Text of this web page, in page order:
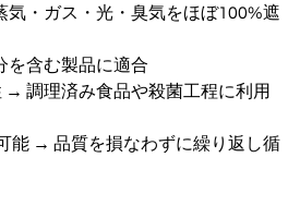
・ガス・光・臭気をほぼ100%遮
を含む製品に適合
→ 調理済み食品や殺菌工程に利用
能 → 品質を損なわずに繰り返し循